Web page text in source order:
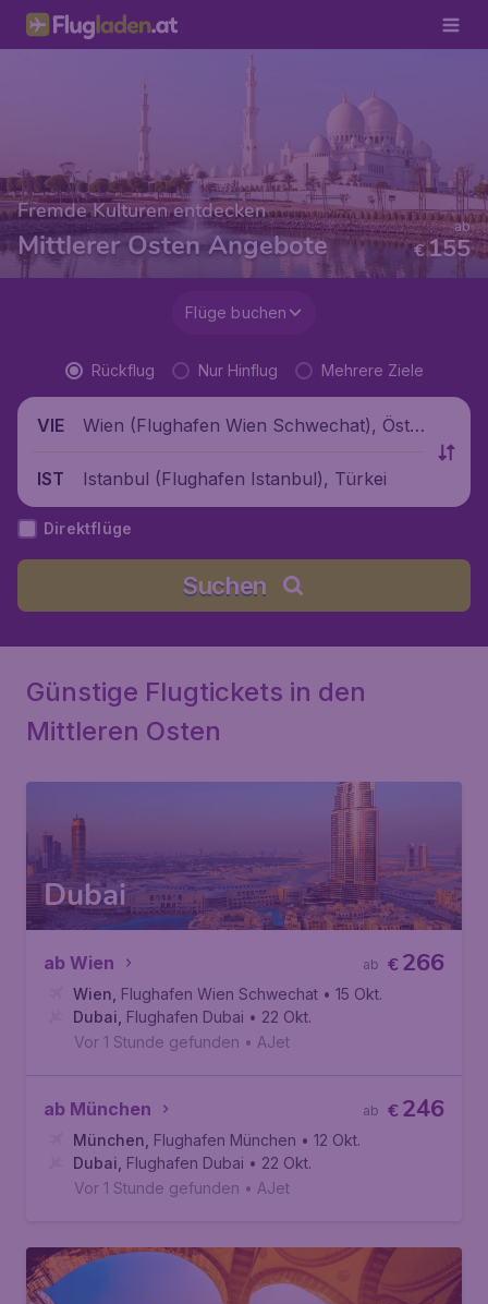
Fremde Kulturen entdecken
Mittlerer Osten Angebote €155
ab
Flüge buchen
Rückflug Nur Hinflug Mehrere Ziele
VIE
Wien (Flughafen Wien Schwechat), Öste
IST
Istanbul (Flughafen Istanbul), Türkei
Direktflüge
Suchen
Günstige Flugtickets in den
Mittleren Osten
Dubai
ab Wien €266
ab
Wien Flughafen Wien Schwechat • 15 Okt.
Dubai Flughafen Dubai • 22 Okt.
Vor 1 Stunde gefunden • AJet
ab München €246
ab
München Flughafen München • 12 Okt.
Dubai Flughafen Dubai • 22 Okt.
Vor 1 Stunde gefunden • AJet